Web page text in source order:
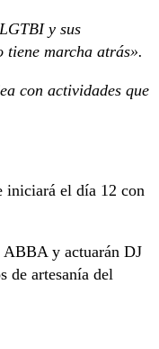
y sus
marcha atrás».
con actividades que
iniciará el día 12 con
ABBA y actuarán DJ
de artesanía del